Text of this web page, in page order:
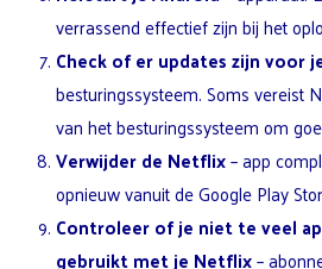
verrassend effectief zijn bij het
Check of er updates zijn voor
besturingssysteem. Soms vereist
van het besturingssysteem om
Verwijder de Netflix– app
opnieuw vanuit de Google Play
Controleer of je niet te veel
gebruikt met je Netflix–